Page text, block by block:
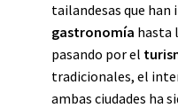
tailandesas que han
gastronomía hasta
pasando por el
tradicionales, el
ambas ciudades ha